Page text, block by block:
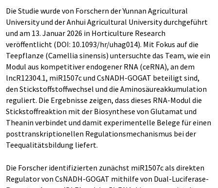
Die Studie wurde von Forschern der Yunnan Agricultural
University und der Anhui Agricultural University durchgeführt
und am 13. Januar 2026 in Horticulture Research
veröffentlicht (DOI: 10.1093/hr/uhag014). Mit Fokus auf die
Teepflanze (Camellia sinensis) untersuchte das Team, wie ein
Modul aus kompetitiver endogener RNA (ceRNA), an dem
lncR12304.1, miR1507c und CsNADH-GOGAT beteiligt sind,
den Stickstoffstoffwechsel und die Aminosäureakkumulation
reguliert. Die Ergebnisse zeigen, dass dieses RNA-Modul die
Stickstoffreaktion mit der Biosynthese von Glutamat und
Theanin verbindet und damit experimentelle Belege für einen
posttranskriptionellen Regulationsmechanismus bei der
Teequalitätsbildung liefert.
Die Forscher identifizierten zunächst miR1507c als direkten
Regulator von CsNADH-GOGAT mithilfe von Dual-Luciferase-